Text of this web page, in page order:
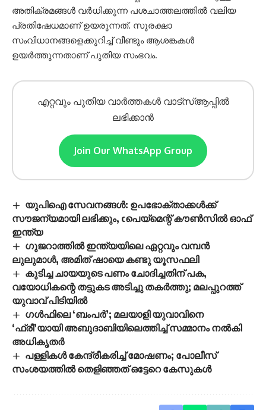
അതിക്രമങ്ങൾ വർധിക്കുന്ന പശചാത്തലത്തില്‍ വലിയ
പ്രതിഷേധമാണ് ഉയരുന്നത്. സുരക്ഷാ
സംവിധാനങ്ങളെക്കുറിച്ച് വീണ്ടും ആശങ്കകൾ
ഉയർത്തുന്നതാണ് പുതിയ സംഭവം.
എറ്റവും പുതിയ വാർത്തകൾ വാട്സ്ആപ്പിൽ
ലഭിക്കാൻ
Join Our WhatsApp Group
യുപിഐ സേവനങ്ങൾ: ഉപഭോക്താക്കൾക്ക്
സൗജന്യമായി ലഭിക്കും, cപെയ്മെന്റ് കൗൺസിൽ ഓഫ്
ഇന്ത്യ
ഗുജറാത്തിൽ ഇന്ത്യയിലെ ഏറ്റവും വമ്പൻ
ലുലുമാൾ, അമിത് ഷായെ കണ്ടു യൂസഫലി
കുടിച്ച ചായയുടെ പണം ചോദിച്ചതിന് പക,
വയോധികന്റെ തട്ടുകട അടിച്ചു തകർത്തു; മലപ്പുറത്ത്
യുവാവ് പിടിയിൽ
ഗൾഫിലെ ‘ബംപർ’; മലയാളി യുവാവിനെ
‘ഫ്രീ’യായി അബുദാബിയിലെത്തിച്ച് സമ്മാനം നൽകി
അധികൃതർ
പള്ളികൾ കേന്ദ്രീകരിച്ച് മോഷണം; പോലീസ്
സംശയത്തിൽ തെളിഞ്ഞത് ഒട്ടേറെ കേസുകൾ